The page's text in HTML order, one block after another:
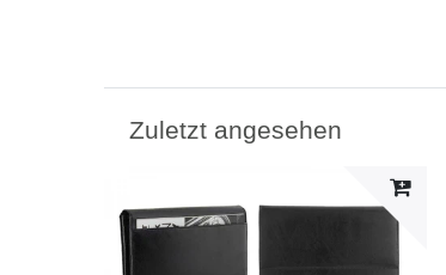
Zuletzt angesehen